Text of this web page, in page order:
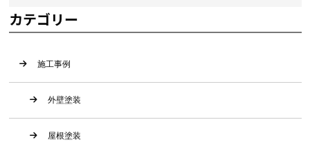
カテゴリー
施工事例
外壁塗装
屋根塗装